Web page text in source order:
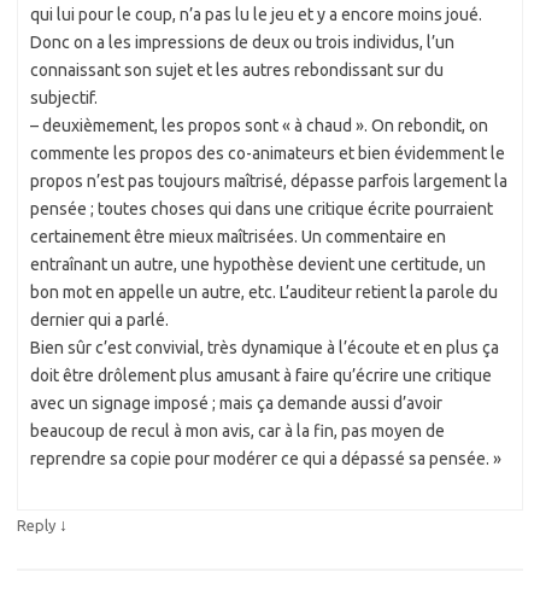
qui lui pour le coup, n’a pas lu le jeu et y a encore moins joué.
Donc on a les impressions de deux ou trois individus, l’un
connaissant son sujet et les autres rebondissant sur du
subjectif.
– deuxièmement, les propos sont « à chaud ». On rebondit, on
commente les propos des co-animateurs et bien évidemment le
propos n’est pas toujours maîtrisé, dépasse parfois largement la
pensée ; toutes choses qui dans une critique écrite pourraient
certainement être mieux maîtrisées. Un commentaire en
entraînant un autre, une hypothèse devient une certitude, un
bon mot en appelle un autre, etc. L’auditeur retient la parole du
dernier qui a parlé.
Bien sûr c’est convivial, très dynamique à l’écoute et en plus ça
doit être drôlement plus amusant à faire qu’écrire une critique
avec un signage imposé ; mais ça demande aussi d’avoir
beaucoup de recul à mon avis, car à la fin, pas moyen de
reprendre sa copie pour modérer ce qui a dépassé sa pensée. »
Reply ↓